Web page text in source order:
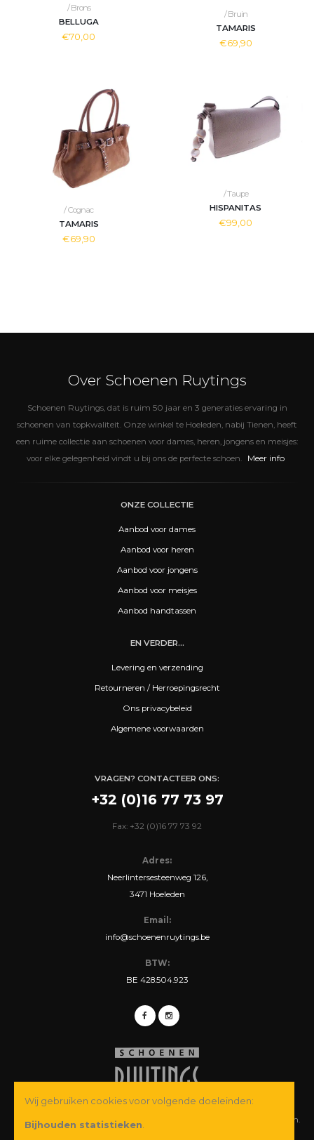
/ Brons
BELLUGA
€70,00
/ Bruin
TAMARIS
€69,90
/ Cognac
TAMARIS
€69,90
/ Taupe
HISPANITAS
€99,00
Over Schoenen Ruytings
Schoenen Ruytings, dat is ruim 50 jaar en 3 generaties ervaring in
schoenen van topkwaliteit. Onze winkel te Hoeleden, nabij Tienen, heeft
een ruime collectie aan schoenen voor dames, heren, jongens en meisjes:
voor elke gelegenheid vindt u bij ons de perfecte schoen.
Meer info
ONZE COLLECTIE
Aanbod voor dames
Aanbod voor heren
Aanbod voor jongens
Aanbod voor meisjes
Aanbod handtassen
EN VERDER...
Levering en verzending
Retourneren / Herroepingsrecht
Ons privacybeleid
Algemene voorwaarden
VRAGEN? CONTACTEER ONS:
+32 (0)16 77 73 97
Fax: +32 (0)16 77 73 92
Adres:
Neerlintersesteenweg 126,
3471 Hoeleden
Email:
info@schoenenruytings.be
BTW:
BE 428.504.923
© Copyright 2026 Schoenen Ruytings BVBA. Alle rechten voorbehouden.
Wij gebruiken cookies voor volgende doeleinden:
Bijhouden statistieken